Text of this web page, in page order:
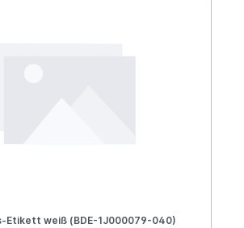
Etikett weiß (BDE-1J000079-040)